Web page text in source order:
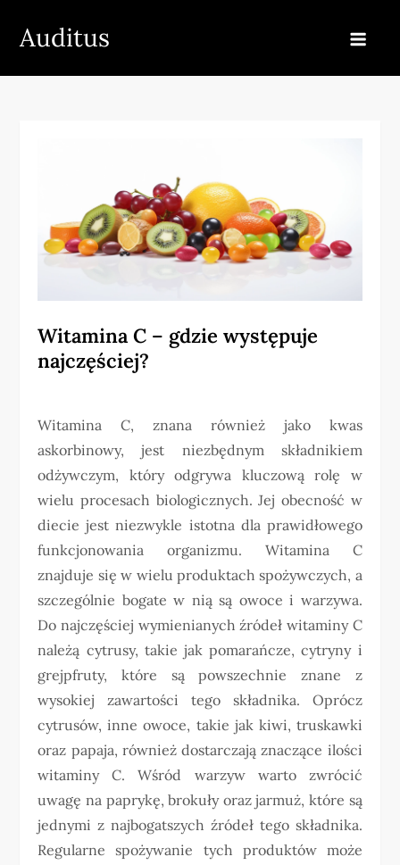
Auditus
Witamina C – gdzie występuje
najczęściej?
Witamina C, znana również jako kwas
askorbinowy, jest niezbędnym składnikiem
odżywczym, który odgrywa kluczową rolę w
wielu procesach biologicznych. Jej obecność w
diecie jest niezwykle istotna dla prawidłowego
funkcjonowania organizmu. Witamina C
znajduje się w wielu produktach spożywczych, a
szczególnie bogate w nią są owoce i warzywa.
Do najczęściej wymienianych źródeł witaminy C
należą cytrusy, takie jak pomarańcze, cytryny i
grejpfruty, które są powszechnie znane z
wysokiej zawartości tego składnika. Oprócz
cytrusów, inne owoce, takie jak kiwi, truskawki
oraz papaja, również dostarczają znaczące ilości
witaminy C. Wśród warzyw warto zwrócić
uwagę na paprykę, brokuły oraz jarmuż, które są
jednymi z najbogatszych źródeł tego składnika.
Regularne spożywanie tych produktów może